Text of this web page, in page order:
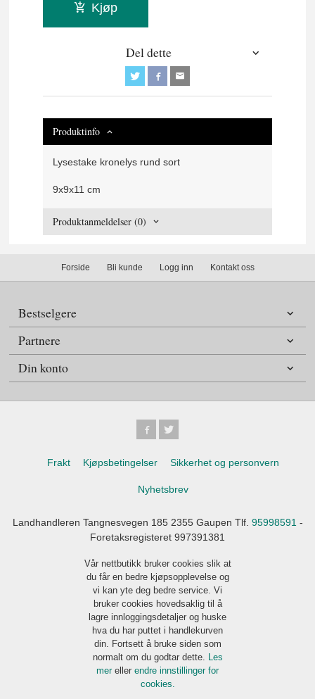
Kjøp
Del dette
Produktinfo
Lysestake kronelys rund sort
9x9x11 cm
Produktanmeldelser (0)
Forside Bli kunde Logg inn Kontakt oss
Bestselgere
Partnere
Din konto
Frakt Kjøpsbetingelser Sikkerhet og personvern
Nyhetsbrev
Landhandleren Tangnesvegen 185 2355 Gaupen Tlf. 95998591 -
Foretaksregisteret 997391381
Vår nettbutikk bruker cookies slik at
du får en bedre kjøpsopplevelse og
vi kan yte deg bedre service. Vi
bruker cookies hovedsaklig til å
lagre innloggingsdetaljer og huske
hva du har puttet i handlekurven
din. Fortsett å bruke siden som
normalt om du godtar dette. Les
mer eller endre innstillinger for
cookies.